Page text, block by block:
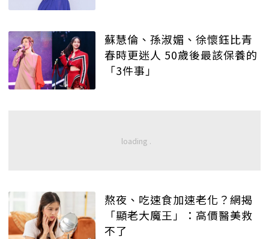
蘇慧倫、孫淑媚、徐懷鈺比青
春時更迷人 50歲後最該保養的
「3件事」
熬夜、吃速食加速老化？網揭
「顯老大魔王」：高價醫美救
不了